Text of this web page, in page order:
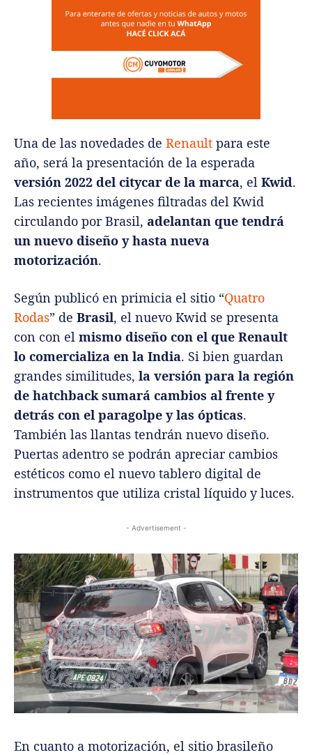
Una de las novedades de Renault para este
año, será la presentación de la esperada
versión 2022 del citycar de la marca, el Kwid.
Las recientes imágenes filtradas del Kwid
circulando por Brasil, adelantan que tendrá
un nuevo diseño y hasta nueva
motorización.
Según publicó en primicia el sitio “Quatro
Rodas” de Brasil, el nuevo Kwid se presenta
con con el mismo diseño con el que Renault
lo comercializa en la India. Si bien guardan
grandes similitudes, la versión para la región
de hatchback sumará cambios al frente y
detrás con el paragolpe y las ópticas.
También las llantas tendrán nuevo diseño.
Puertas adentro se podrán apreciar cambios
estéticos como el nuevo tablero digital de
instrumentos que utiliza cristal líquido y luces.
- Advertisement -
En cuanto a motorización, el sitio brasileño